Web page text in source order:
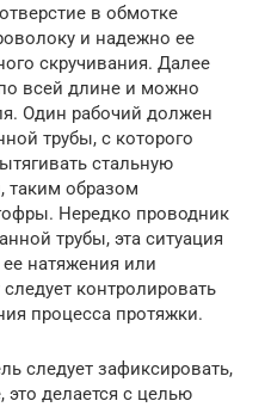
в обмотке
и надежно ее
скручивания. Далее
по всей длине и можно
Один рабочий должен
трубы, с которого
стальную
таким образом
Нередко проводник
трубы, эта ситуация
натяжения или
контролировать
процесса протяжки.
следует зафиксировать,
это делается с целью